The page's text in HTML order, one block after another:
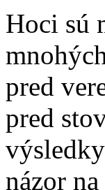
Hoci sú
pred
pred
názor